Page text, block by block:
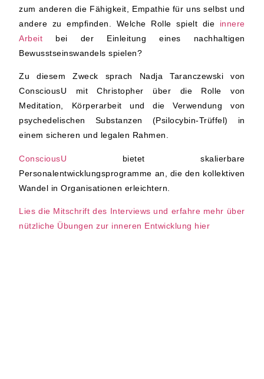
zum anderen die Fähigkeit, Empathie für uns selbst und
andere zu empfinden. Welche Rolle spielt die innere
Arbeit bei der Einleitung eines nachhaltigen
Bewusstseinswandels spielen?
Zu diesem Zweck sprach Nadja Taranczewski von
ConsciousU mit Christopher über die Rolle von
Meditation, Körperarbeit und die Verwendung von
psychedelischen Substanzen (Psilocybin-Trüffel) in
einem sicheren und legalen Rahmen.
ConsciousU bietet skalierbare
Personalentwicklungsprogramme an, die den kollektiven
Wandel in Organisationen erleichtern.
Lies die Mitschrift des Interviews und erfahre mehr über
nützliche Übungen zur inneren Entwicklung hier